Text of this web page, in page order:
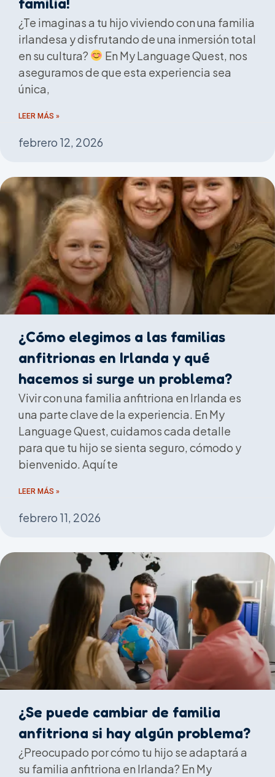
¿Te imaginas a tu hijo viviendo con una familia
irlandesa y disfrutando de una inmersión total
en su cultura?
En My Language Quest, nos
aseguramos de que esta experiencia sea
única,
LEER MÁS »
febrero 12, 2026
¿Cómo elegimos a las familias
anfitrionas en Irlanda y qué
hacemos si surge un problema?
Vivir con una familia anfitriona en Irlanda es
una parte clave de la experiencia. En My
Language Quest, cuidamos cada detalle
para que tu hijo se sienta seguro, cómodo y
bienvenido. Aquí te
LEER MÁS »
febrero 11, 2026
¿Se puede cambiar de familia
anfitriona si hay algún problema?
¿Preocupado por cómo tu hijo se adaptará a
su familia anfitriona en Irlanda? En My